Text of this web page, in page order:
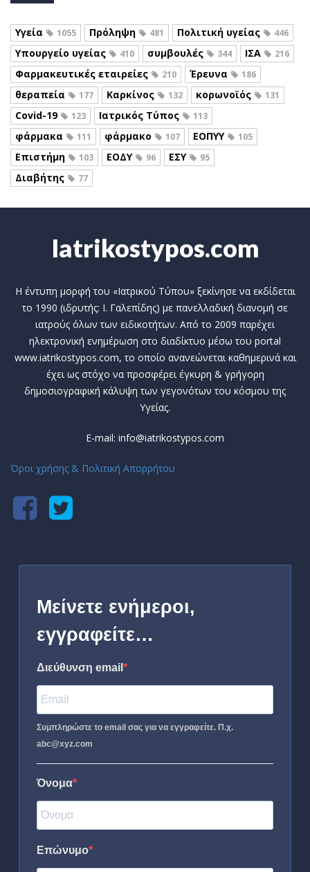
Υγεία 1055 Πρόληψη 481 Πολιτική υγείας 446
Υπουργείο υγείας 410 συμβουλές 344 ΙΣΑ 216
Φαρμακευτικές εταιρείες 210 Έρευνα 186
θεραπεία 177 Καρκίνος 132 κορωνοϊός 131
Covid-19 123 Ιατρικός Τύπος 113
φάρμακα 111 φάρμακο 107 ΕΟΠΥΥ 105
Επιστήμη 103 ΕΟΔΥ 96 ΕΣΥ 95
Διαβήτης 77
Iatrikostypos.com
Η έντυπη μορφή του «Ιατρικού Τύπου» ξεκίνησε να εκδίδεται
το 1990 (ιδρυτής: Ι. Γαλεπίδης) με πανελλαδική διανομή σε
ιατρούς όλων των ειδικοτήτων. Από το 2009 παρέχει
ηλεκτρονική ενημέρωση στο διαδίκτυο μέσω του portal
www.iatrikostypos.com, το οποίο ανανεώνεται καθημερινά και
έχει ως στόχο να προσφέρει έγκυρη & γρήγορη
δημοσιογραφική κάλυψη των γεγονότων του κόσμου της
Υγείας.
E-mail: info@iatrikostypos.com
Όροι χρήσης & Πολιτική Απορρήτου
Μείνετε ενήμεροι,
εγγραφείτε…
Διεύθυνση email
Συμπληρώστε το email σας για να εγγραφείτε. Π.χ.
abc@xyz.com
Όνομα
Επώνυμο